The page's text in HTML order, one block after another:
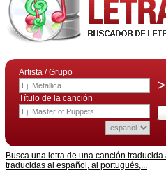
Artista / Grupo
>
Título de la canción
Busca una letra de una canción
traducidas al español, al portugués,...